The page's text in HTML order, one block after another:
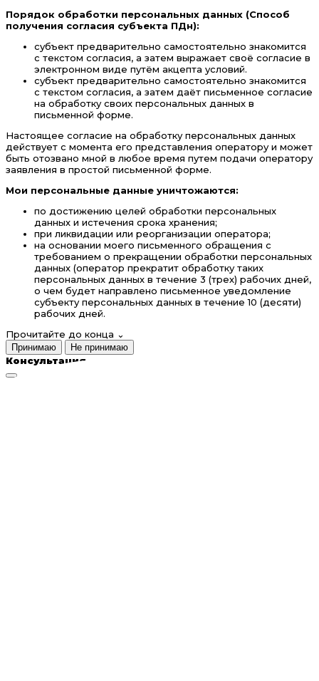
Порядок обработки персональных данных (Способ
получения согласия субъекта ПДн):
субъект предварительно самостоятельно знакомится
с текстом согласия, а затем выражает своё согласие в
электронном виде путём акцепта условий.
субъект предварительно самостоятельно знакомится
с текстом согласия, а затем даёт письменное согласие
на обработку своих персональных данных в
письменной форме.
Настоящее согласие на обработку персональных данных
действует с момента его представления оператору и может
быть отозвано мной в любое время путем подачи оператору
заявления в простой письменной форме.
Мои персональные данные уничтожаются:
по достижению целей обработки персональных
данных и истечения срока хранения;
при ликвидации или реорганизации оператора;
на основании моего письменного обращения с
требованием о прекращении обработки персональных
данных (оператор прекратит обработку таких
персональных данных в течение 3 (трех) рабочих дней,
о чем будет направлено письменное уведомление
субъекту персональных данных в течение 10 (десяти)
рабочих дней.
Прочитайте до конца ⌄
Принимаю Не принимаю
Консультация